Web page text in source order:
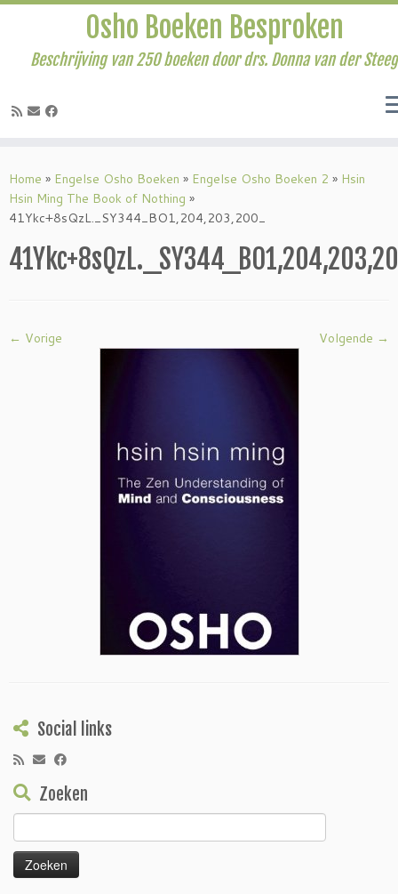
naar
inhoud
Osho Boeken Besproken
Beschrijving van 250 boeken door drs. Donna van der Steeg
Home » Engelse Osho Boeken » Engelse Osho Boeken 2 » Hsin
Hsin Ming The Book of Nothing »
41Ykc+8sQzL._SY344_BO1,204,203,200_
← Vorige Volgende →
Social links
Zoeken
naar: